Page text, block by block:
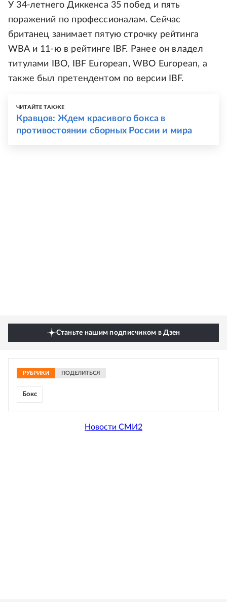
У 34‑летнего Диккенса 35 побед и пять
поражений по профессионалам. Сейчас
британец занимает пятую строчку рейтинга
WBA и 11‑ю в рейтинге IBF. Ранее он владел
титулами IBO, IBF European, WBO European, а
также был претендентом по версии IBF.
ЧИТАЙТЕ ТАКЖЕ
Кравцов: Ждем красивого бокса в
противостоянии сборных России и мира
Станьте нашим подписчиком в Дзен
РУБРИКИ ПОДЕЛИТЬСЯ
Бокс
Новости СМИ2